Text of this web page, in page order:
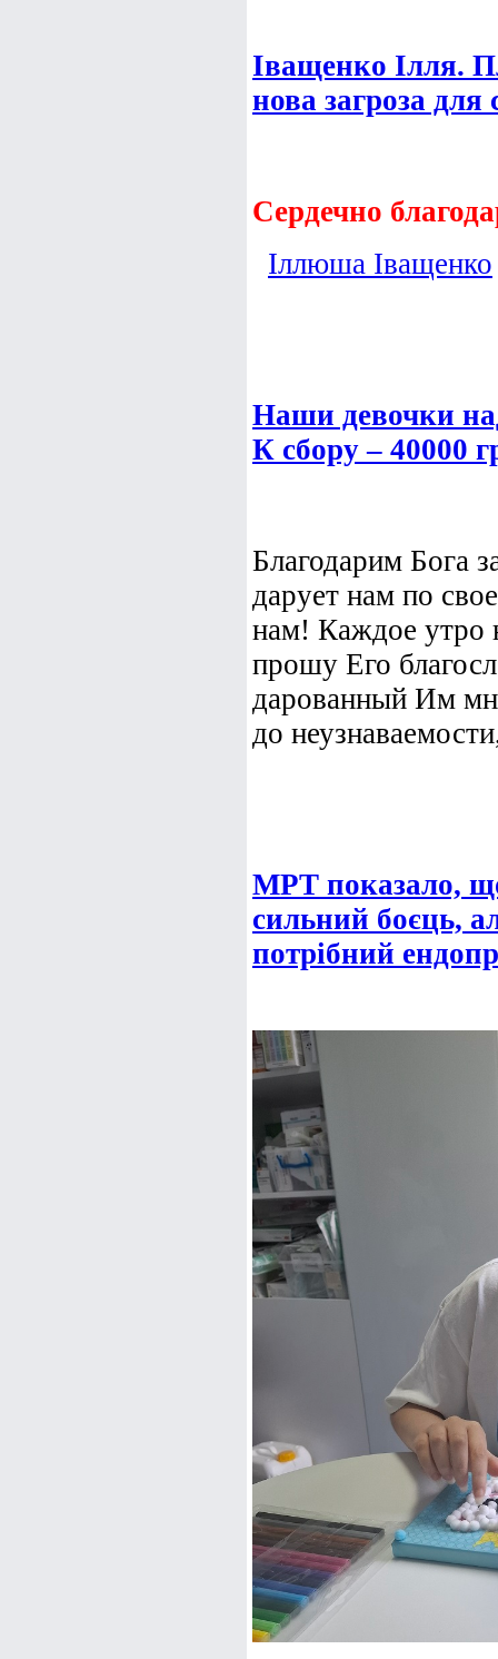
Іващенко Ілля.
нова загроза для
Сердечно
Іллюша Іващенко
Наши девочки
К сбору – 40000
Благодарим Бога
дарует нам по
нам! Каждое утро
прошу Его
дарованный Им
до
МРТ показало,
сильний боєць,
потрібний